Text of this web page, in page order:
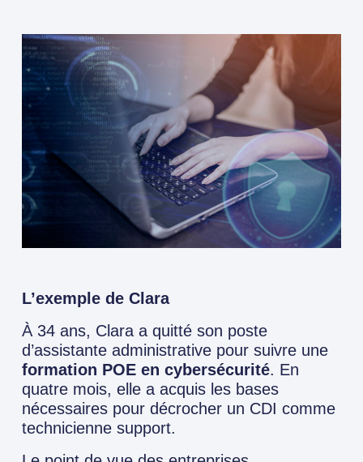
L’exemple de Clara
À 34 ans, Clara a quitté son poste
d’assistante administrative pour suivre une
formation POE en cybersécurité. En
quatre mois, elle a acquis les bases
nécessaires pour décrocher un CDI comme
technicienne support.